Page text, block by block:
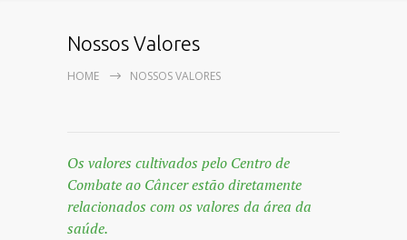
Nossos Valores
HOME NOSSOS VALORES
Os valores cultivados pelo Centro de
Combate ao Câncer estão diretamente
relacionados com os valores da área da
saúde.